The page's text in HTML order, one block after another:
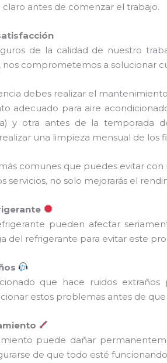
antes de comenzar el trabajo.
de la calidad de nuestro
comprometemos a solucionar
debes realizar el
adecuado para aire
y otra antes de la temporada
una limpieza mensual de los
comunes que puedes evitar
servicios, no solo mejorarás el
pueden afectar
del refrigerante para evitar este
que hace ruidos
estos problemas antes de
puede dañar
de que todo esté